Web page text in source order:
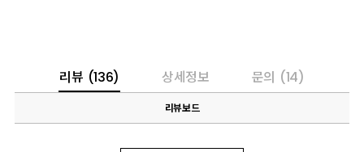
리뷰 (136) 상세정보 문의 (14)
리뷰보드